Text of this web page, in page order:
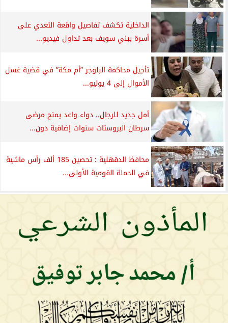
الداخلية تكشف تفاصيل واقعة التعدي على
أسرة ببني سويف بعد تداول فيديو...
تأجيل محاكمة البلوجر ”أم مكة” في قضية غسل
الأموال إلى 4 يوليو...
أمل جديد للرجال.. دواء واعد يمنح مرضى
سرطان البروستات سنوات إضافية دون...
محافظ الدقهلية : تحصين 185 ألف رأس ماشية
في الحملة القومية الأولى...